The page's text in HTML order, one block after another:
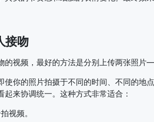
接吻
的视频，最好的方法是分别上传两张照片
你的照片拍摄于不同的时间、不同的地
来协调统一。这种方式非常适合：
视频。